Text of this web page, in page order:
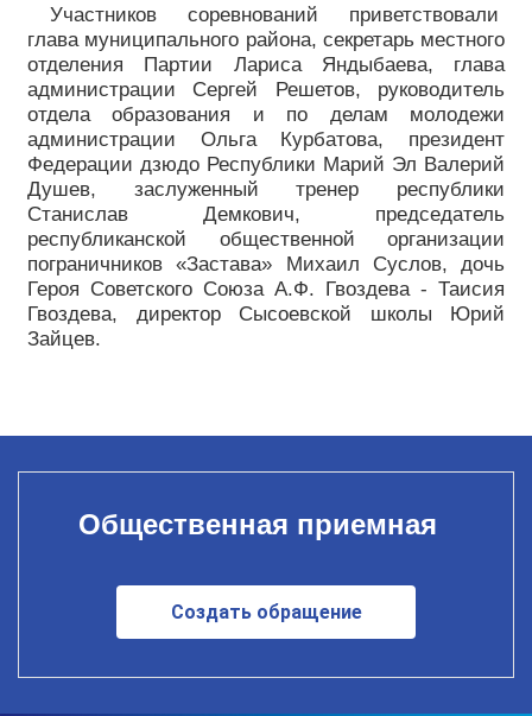
Участников соревнований приветствовали
глава муниципального района, секретарь местного
отделения Партии Лариса Яндыбаева, глава
администрации Сергей Решетов, руководитель
отдела образования и по делам молодежи
администрации Ольга Курбатова, президент
Федерации дзюдо Республики Марий Эл Валерий
Душев, заслуженный тренер республики
Станислав Демкович, председатель
республиканской общественной организации
пограничников «Застава» Михаил Суслов, дочь
Героя Советского Союза А.Ф. Гвоздева - Таисия
Гвоздева, директор Сысоевской школы Юрий
Зайцев.
Общественная приемная
Создать обращение